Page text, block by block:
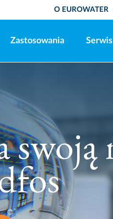
O EUROWATER
Zastosowania Serwis
wodę
wymagają
zużycia
wpływają na